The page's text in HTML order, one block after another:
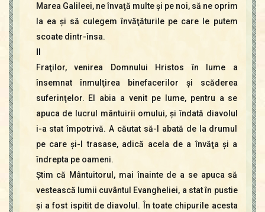
Marea Galileei, ne învaţă multe şi pe noi, să ne oprim
la ea şi să culegem învăţăturile pe care le putem
scoate dintr-însa.
II
Fraţilor, venirea Domnului Hristos în lume a
însemnat înmulţirea binefacerilor şi scăderea
suferinţelor. El abia a venit pe lume, pentru a se
apuca de lucrul mântuirii omului, şi îndată diavolul
i-a stat împotrivă. A căutat să-l abată de la drumul
pe care şi-l trasase, adică acela de a învăţa şi a
îndrepta pe oameni.
Ştim că Mântuitorul, mai înainte de a se apuca să
vestească lumii cuvântul Evangheliei, a stat în pustie
şi a fost ispitit de diavolul. În toate chipurile acesta